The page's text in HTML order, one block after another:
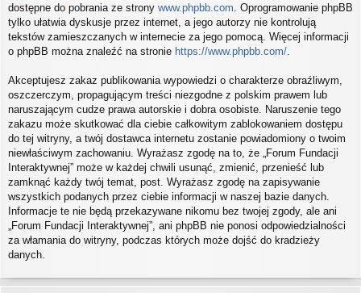
dostępne do pobrania ze strony www.phpbb.com . Oprogramowanie phpBB
tylko ułatwia dyskusje przez internet, a jego autorzy nie kontrolują
tekstów zamieszczanych w internecie za jego pomocą. Więcej informacji
o phpBB można znaleźć na stronie https://www.phpbb.com/
Akceptujesz zakaz publikowania wypowiedzi o charakterze obraźliwym,
oszczerczym, propagującym treści niezgodne z polskim prawem lub
naruszającym cudze prawa autorskie i dobra osobiste. Naruszenie tego
zakazu może skutkować dla ciebie całkowitym zablokowaniem dostępu
do tej witryny, a twój dostawca internetu zostanie powiadomiony o twoim
niewłaściwym zachowaniu. Wyrażasz zgodę na to, że „Forum Fundacji
Interaktywnej” może w każdej chwili usunąć, zmienić, przenieść lub
zamknąć każdy twój temat, post. Wyrażasz zgodę na zapisywanie
wszystkich podanych przez ciebie informacji w naszej bazie danych.
Informacje te nie będą przekazywane nikomu bez twojej zgody, ale ani
„Forum Fundacji Interaktywnej”, ani phpBB nie ponosi odpowiedzialności
za włamania do witryny, podczas których może dojść do kradzieży
danych.